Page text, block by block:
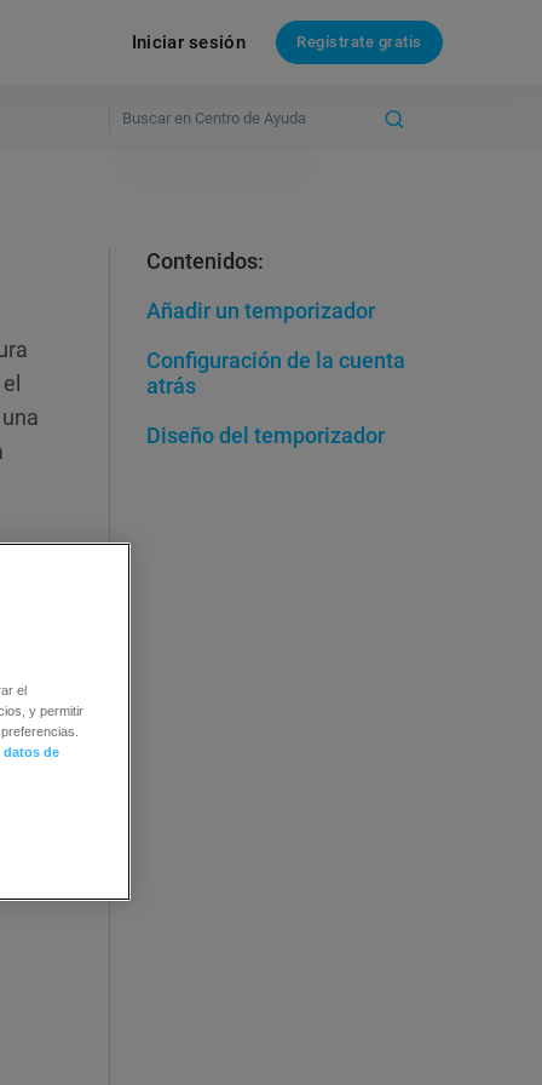
Iniciar sesión Regístrate gratis
Contenidos:
Añadir un temporizador
Configuración de la cuenta
atrás
Diseño del temporizador
el
y permitir
datos de